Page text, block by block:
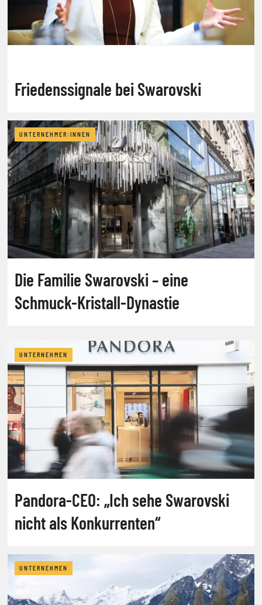
Friedenssignale bei Swarovski
UNTERNEHMER:INNEN
Die Familie Swarovski – eine
Schmuck-Kristall-Dynastie
UNTERNEHMEN
Pandora-CEO: „Ich sehe Swarovski
nicht als Konkurrenten“
UNTERNEHMEN